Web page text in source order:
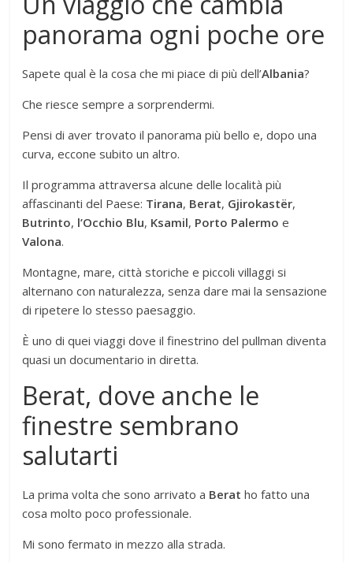
panorama ogni poche ore
Sapete qual è la cosa che mi piace di più dell’Albania?
Che riesce sempre a sorprendermi.
Pensi di aver trovato il panorama più bello e, dopo una
curva, eccone subito un altro.
Il programma attraversa alcune delle località più
affascinanti del Paese: Tirana, Berat, Gjirokastër,
Butrinto, l’Occhio Blu, Ksamil, Porto Palermo e
Valona.
Montagne, mare, città storiche e piccoli villaggi si
alternano con naturalezza, senza dare mai la sensazione
di ripetere lo stesso paesaggio.
È uno di quei viaggi dove il finestrino del pullman diventa
quasi un documentario in diretta.
Berat, dove anche le
finestre sembrano
salutarti
La prima volta che sono arrivato a Berat ho fatto una
cosa molto poco professionale.
Mi sono fermato in mezzo alla strada.